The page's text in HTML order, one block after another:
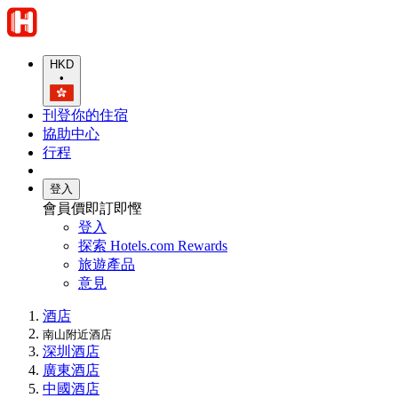
HKD
•
刊登你的住宿
協助中心
行程
登入
會員價即訂即慳
登入
探索 Hotels.com Rewards
旅遊產品
意見
酒店
南山附近酒店
深圳酒店
廣東酒店
中國酒店